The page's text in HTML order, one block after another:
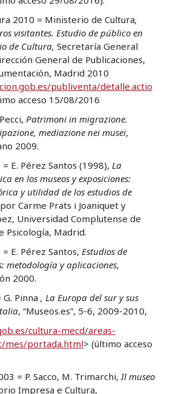
2010 = Ministerio de Cultura,
visitantes. Estudio de público en
de Cultura, Secretaría General
General de Publicaciones,
Madrid 2010
publiventa/detalle.actio
acceso 15/08/2016
Patrimoni in migrazione.
mediazione nei musei,
2009.
E. Pérez Santos (1998), La
en los museos y exposiciones:
y utilidad de los estudios de
Carme Prats i Joaniquet y
Universidad Complutense de
Psicología, Madrid.
E. Pérez Santos, Estudios de
metodología y aplicaciones,
2000.
Pinna , La Europa del sur y sus
, “Museos.es”, 5-6, 2009-2010,
cultura-mecd/areas-
mes/portada.html> (último acceso
= P. Sacco, M. Trimarchi, Il museo
Impresa e Cultura,